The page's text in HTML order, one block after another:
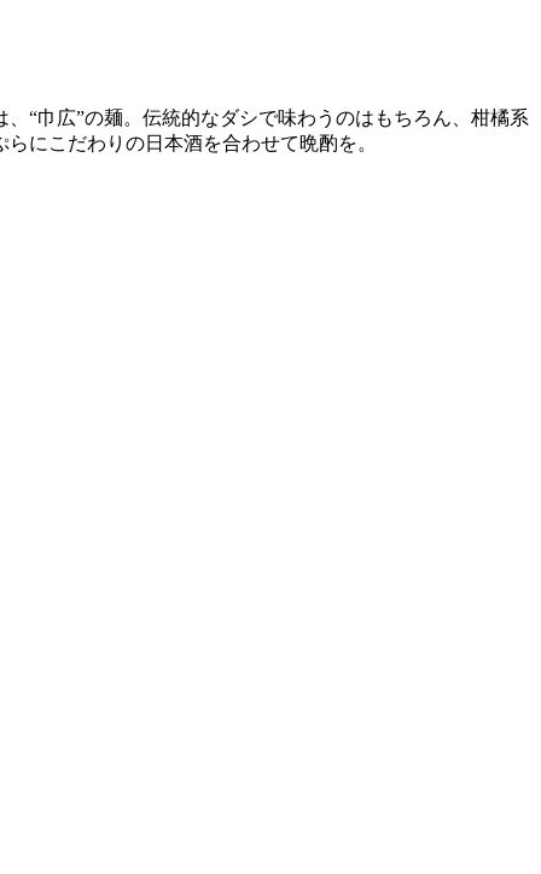
“巾広”の麺。伝統的なダシで味わうのはもちろん、柑橘系
にこだわりの日本酒を合わせて晩酌を。